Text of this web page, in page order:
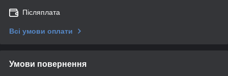
Післяплата
Всі умови оплати
Умови повернення